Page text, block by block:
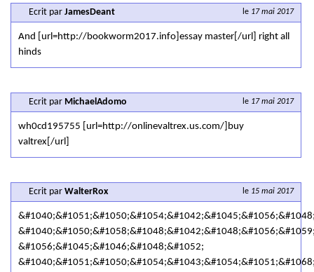
le 17 mai 2017
Ecrit par JamesDeant
And [url=http://bookworm2017.info]essay master[/url] right all
hinds
le 17 mai 2017
Ecrit par MichaelAdomo
wh0cd195755 [url=http://onlinevaltrex.us.com/]buy
valtrex[/url]
le 15 mai 2017
Ecrit par WalterRox
&#1056;&#1045;&#1046;&#1048;&#1052;